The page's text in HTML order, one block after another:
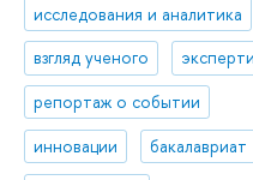
исследования и аналитика
взгляд ученого
репортаж о событии
инновации
бакалавриат